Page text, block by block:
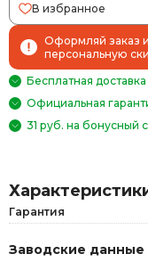
В избранное
Оформляй заказ
персональную
Бесплатная
Официальная
31 руб. на бонусный
Гарантия
Заводские данные